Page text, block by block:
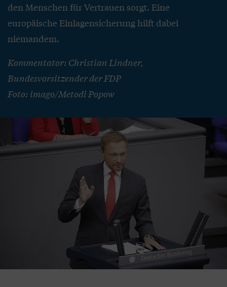
den Menschen für Vertrauen sorgt. Eine
europäische Einlagensicherung hilft dabei
niemandem.
Kommentator: Christian Lindner,
Bundesvorsitzender der FDP
Foto: imago/Metodi Popow